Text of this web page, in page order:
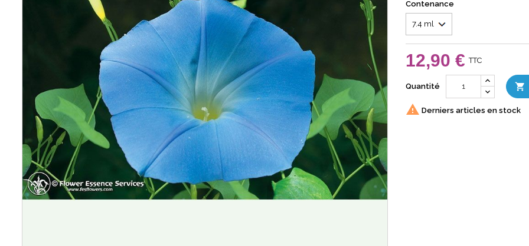
Contenance
12,90 € TTC
Quantité 
 Derniers articles en stock